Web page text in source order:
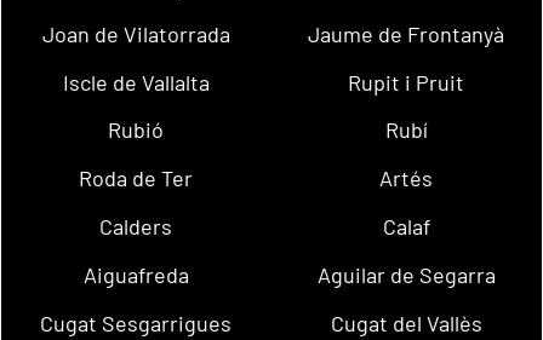
Joan de Vilatorrada
Jaume de Frontanyà
Iscle de Vallalta
Rupit i Pruit
Rubió
Rubí
Roda de Ter
Artés
Calders
Calaf
Aiguafreda
Aguilar de Segarra
Cugat Sesgarrigues
Cugat del Vallès